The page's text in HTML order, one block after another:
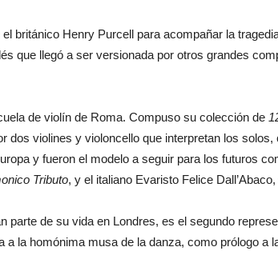
británico Henry Purcell para acompañar la
que llegó a ser versionada por otros grandes
de violín de Roma. Compuso su colección de
dos violines y violoncello que interpretan los solos,
y fueron el modelo a seguir para los futuros
Tributo, y el italiano Evaristo Felice
parte de su vida en Londres, es el segundo
a la homónima musa de la danza, como prólogo a